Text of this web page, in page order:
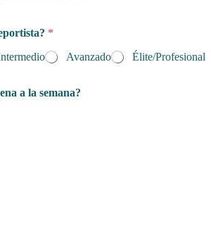
*
Avanzado Élite/Profesional
a la semana?